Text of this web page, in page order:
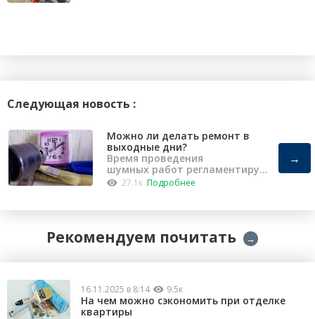
Следующая новость :
Можно ли делать ремонт в
выходные дни?
Время проведения
шумных работ регламентирует
«Закон о тишине».
27.1к Подробнее
→
Рекомендуем почитать →
16.11.2025 в 8:14 9.5к
На чем можно сэкономить при отделке
квартиры